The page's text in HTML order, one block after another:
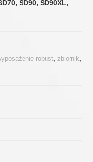
SD90, SD90XL,
robust,zbiornik,